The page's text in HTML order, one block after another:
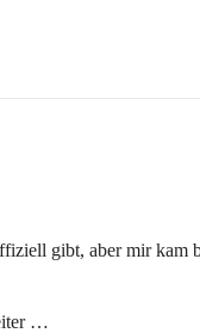
gibt, aber mir
…